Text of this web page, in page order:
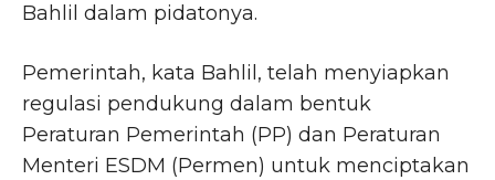
Bahlil dalam pidatonya.
Pemerintah, kata Bahlil, telah menyiapkan
regulasi pendukung dalam bentuk
Peraturan Pemerintah (PP) dan Peraturan
Menteri ESDM (Permen) untuk menciptakan